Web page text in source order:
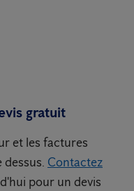
gratuit
et les factures
dessus. Contactez
pour un devis